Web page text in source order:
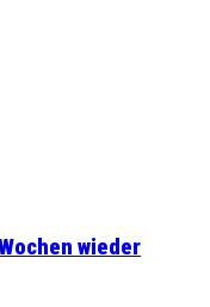
wieder